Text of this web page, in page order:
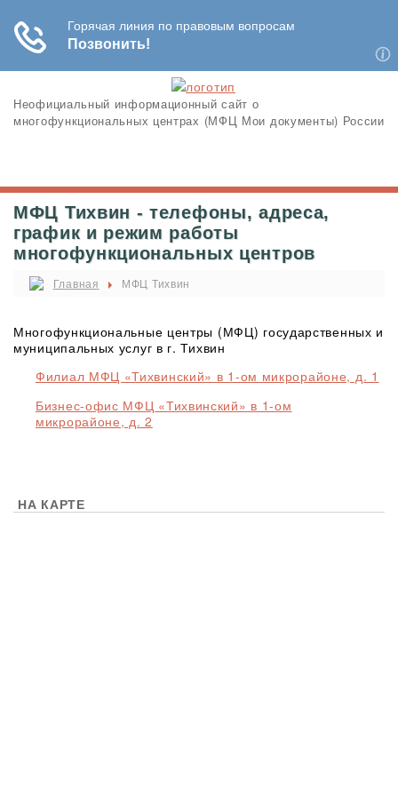
Неофициальный информационный сайт о
многофункциональных центрах (МФЦ Мои документы) России
МФЦ Тихвин - телефоны, адреса,
график и режим работы
многофункциональных центров
Главная МФЦ Тихвин
Многофункциональные центры (МФЦ) государственных и
муниципальных услуг в г. Тихвин
Филиал МФЦ «Тихвинский» в 1-ом микрорайоне, д. 1
Бизнес-офис МФЦ «Тихвинский» в 1-ом
микрорайоне, д. 2
НА КАРТЕ